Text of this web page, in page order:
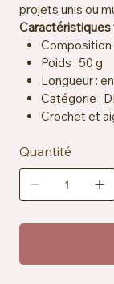
projets unis ou
Caractéristiques
Composition
Poids : 50 g
Longueur :
Catégorie :
Crochet et
Certification :
Entretien :
Quantité